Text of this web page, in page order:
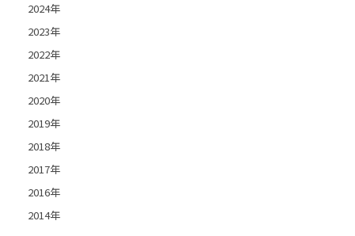
2024年
2023年
2022年
2021年
2020年
2019年
2018年
2017年
2016年
2014年